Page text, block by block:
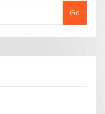
Go